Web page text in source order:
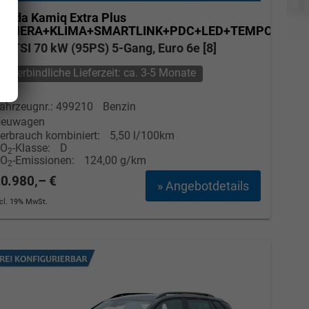
Skoda Kamiq Extra Plus
KAMERA+KLIMA+SMARTLINK+PDC+LED+TEMPOMAT
1.0 TSI 70 kW (95PS) 5-Gang, Euro 6e [8]
unverbindliche Lieferzeit: ca. 3-5 Monate
499210
Benzin
kombiniert:
5,50 l/100km
2-Klasse:
D
2-Emissionen: 124,00 g/km
» Angebotdetails
€
19% MwSt.
Elvedin Calakovic
calakovic@take-your-car.de